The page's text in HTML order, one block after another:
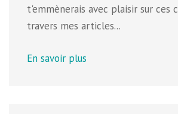
t'emmènerais avec plaisir sur ces
travers mes articles...
En savoir plus